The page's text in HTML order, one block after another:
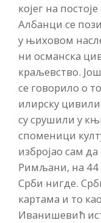
којег на
Албанци се
у њиховом
ни османска
краљевство.
се говорило о
илирску
су срушили у
споменици
избројао сам
Римљани, на 44
Срби нигде.
картама и то
Иванишевић